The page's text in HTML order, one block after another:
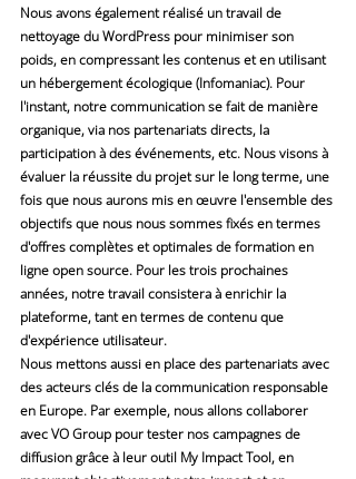
Nous avons également réalisé un travail de
nettoyage du WordPress pour minimiser son
poids, en compressant les contenus et en utilisant
un hébergement écologique (Infomaniac). Pour
l'instant, notre communication se fait de manière
organique, via nos partenariats directs, la
participation à des événements, etc. Nous visons à
évaluer la réussite du projet sur le long terme, une
fois que nous aurons mis en œuvre l'ensemble des
objectifs que nous nous sommes fixés en termes
d'offres complètes et optimales de formation en
ligne open source. Pour les trois prochaines
années, notre travail consistera à enrichir la
plateforme, tant en termes de contenu que
d'expérience utilisateur.
Nous mettons aussi en place des partenariats avec
des acteurs clés de la communication responsable
en Europe. Par exemple, nous allons collaborer
avec VO Group pour tester nos campagnes de
diffusion grâce à leur outil My Impact Tool, en